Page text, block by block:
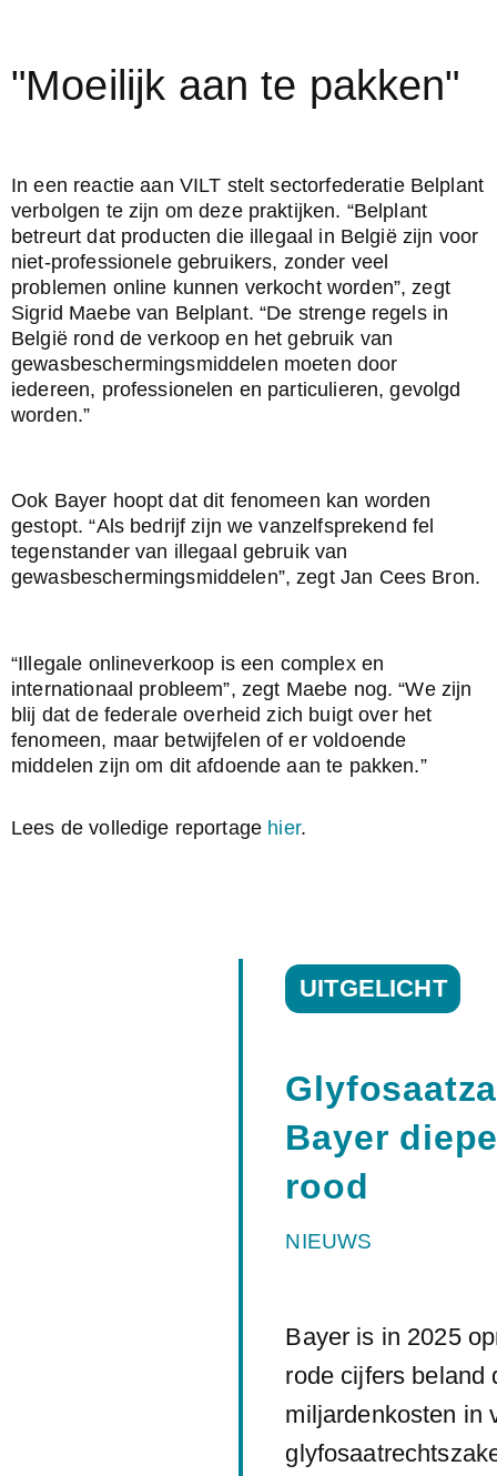
"Moeilijk aan te pakken"
In een reactie aan VILT stelt sectorfederatie Belplant
verbolgen te zijn om deze praktijken. “Belplant
betreurt dat producten die illegaal in België zijn voor
niet-professionele gebruikers, zonder veel
problemen online kunnen verkocht worden”, zegt
Sigrid Maebe van Belplant. “De strenge regels in
België rond de verkoop en het gebruik van
gewasbeschermingsmiddelen moeten door
iedereen, professionelen en particulieren, gevolgd
worden.”
Ook Bayer hoopt dat dit fenomeen kan worden
gestopt. “Als bedrijf zijn we vanzelfsprekend fel
tegenstander van illegaal gebruik van
gewasbeschermingsmiddelen”, zegt Jan Cees Bron.
“Illegale onlineverkoop is een complex en
internationaal probleem”, zegt Maebe nog. “We zijn
blij dat de federale overheid zich buigt over het
fenomeen, maar betwijfelen of er voldoende
middelen zijn om dit afdoende aan te pakken.”
Lees de volledige reportage hier.
UITGELICHT
Bayer
rood
NIEUWS
Bayer is in 2025
rode cijfers beland
miljardenkosten in